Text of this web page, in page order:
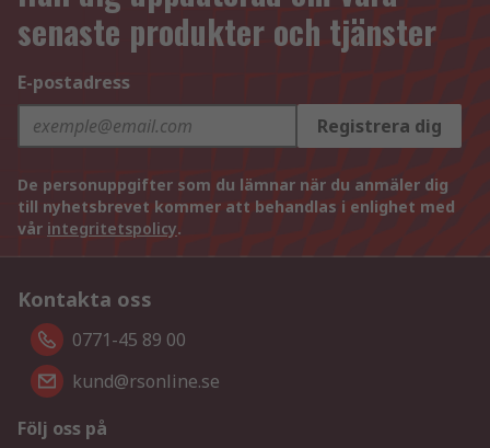
senaste produkter och tjänster
E-postadress
Registrera dig
De personuppgifter som du lämnar när du anmäler dig
till nyhetsbrevet kommer att behandlas i enlighet med
vår integritetspolicy.
Kontakta oss
0771-45 89 00
kund@rsonline.se
Följ oss på